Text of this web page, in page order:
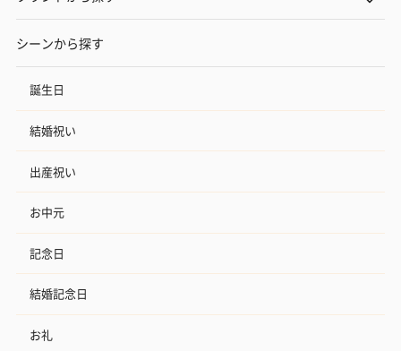
シーンから探す
誕生日
結婚祝い
出産祝い
お中元
記念日
結婚記念日
お礼